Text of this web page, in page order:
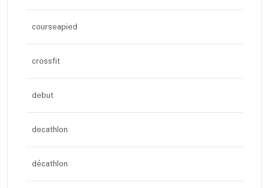
courseapied
crossfit
debut
decathlon
décathlon